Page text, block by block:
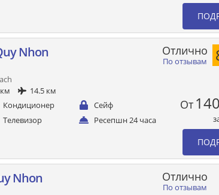
Nhon
14.5 км
Кондиционер
Сейф
Телевизор Ресепшн 24 часа
По отзывам
Отлично
От
Nhon
По отзывам
Отлично